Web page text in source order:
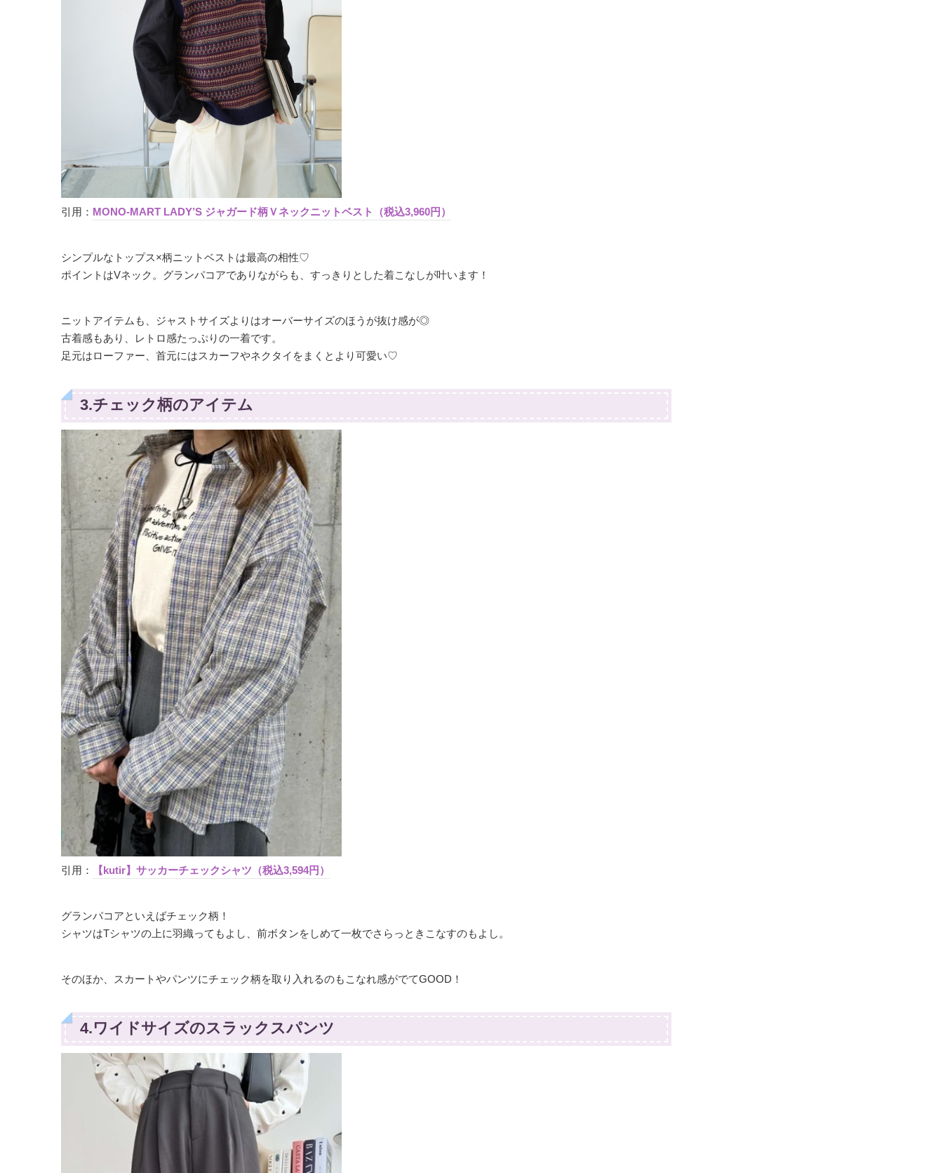
引用： MONO-MART LADY’S ジャガード柄Ｖネックニットベスト（税込3,960円）
シンプルなトップス×柄ニットベストは最高の相性♡
ポイントはVネック。グランパコアでありながらも、すっきりとした着こなしが叶います！
ニットアイテムも、ジャストサイズよりはオーバーサイズのほうが抜け感が◎
古着感もあり、レトロ感たっぷりの一着です。
足元はローファー、首元にはスカーフやネクタイをまくとより可愛い♡
3.チェック柄のアイテム
引用： 【kutir】サッカーチェックシャツ（税込3,594円）
グランパコアといえばチェック柄！
シャツはTシャツの上に羽織ってもよし、前ボタンをしめて一枚でさらっときこなすのもよし。
そのほか、スカートやパンツにチェック柄を取り入れるのもこなれ感がでてGOOD！
4.ワイドサイズのスラックスパンツ